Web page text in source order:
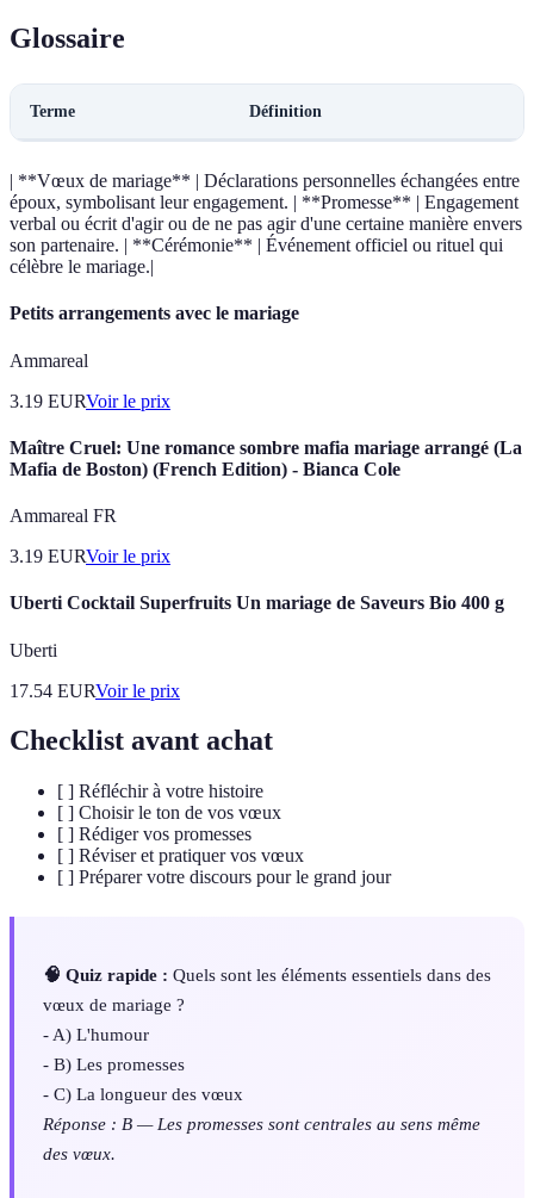
Glossaire
Terme Définition
| **Vœux de mariage** | Déclarations personnelles échangées entre
époux, symbolisant leur engagement. | **Promesse** | Engagement
verbal ou écrit d'agir ou de ne pas agir d'une certaine manière envers
son partenaire. | **Cérémonie** | Événement officiel ou rituel qui
célèbre le mariage.|
Petits arrangements avec le mariage
Ammareal
3.19 EURVoir le prix
Maître Cruel: Une romance sombre mafia mariage arrangé (La
Mafia de Boston) (French Edition) - Bianca Cole
Ammareal FR
3.19 EURVoir le prix
Uberti Cocktail Superfruits Un mariage de Saveurs Bio 400 g
Uberti
17.54 EURVoir le prix
Checklist avant achat
[ ] Réfléchir à votre histoire
[ ] Choisir le ton de vos vœux
[ ] Rédiger vos promesses
[ ] Réviser et pratiquer vos vœux
[ ] Préparer votre discours pour le grand jour
🧠 Quiz rapide : Quels sont les éléments essentiels dans des
vœux de mariage ?
- A) L'humour
- B) Les promesses
- C) La longueur des vœux
Réponse : B — Les promesses sont centrales au sens même
des vœux.